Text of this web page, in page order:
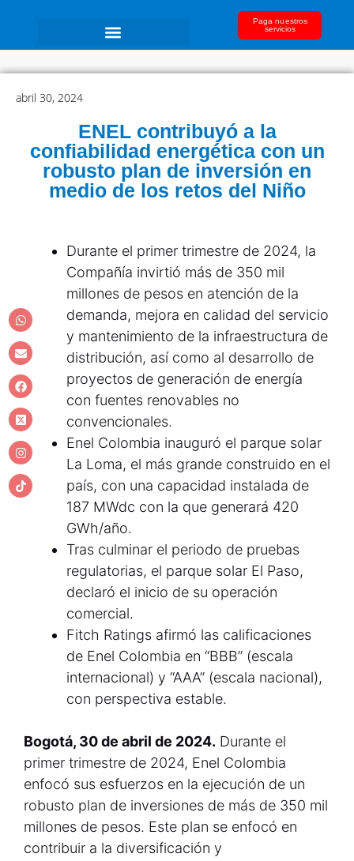
Paga nuestros
servicios
abril 30, 2024
ENEL contribuyó a la
confiabilidad energética con un
robusto plan de inversión en
medio de los retos del Niño
Durante el primer trimestre de 2024, la
Compañía invirtió más de 350 mil
millones de pesos en atención de la
demanda, mejora en calidad del servicio
y mantenimiento de la infraestructura de
distribución, así como al desarrollo de
proyectos de generación de energía
con fuentes renovables no
convencionales.
Enel Colombia inauguró el parque solar
La Loma, el más grande construido en el
país, con una capacidad instalada de
187 MWdc con la que generará 420
GWh/año.
Tras culminar el periodo de pruebas
regulatorias, el parque solar El Paso,
declaró el inicio de su operación
comercial.
Fitch Ratings afirmó las calificaciones
de Enel Colombia en “BBB” (escala
internacional) y “AAA” (escala nacional),
con perspectiva estable.
Bogotá, 30 de abril de 2024. Durante el
primer trimestre de 2024, Enel Colombia
enfocó sus esfuerzos en la ejecución de un
robusto plan de inversiones de más de 350 mil
millones de pesos. Este plan se enfocó en
contribuir a la diversificación y